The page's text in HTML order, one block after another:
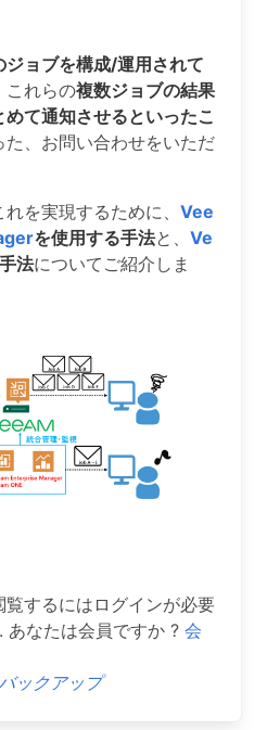
ジョブを構成/運用されて
これらの複数ジョブの結果
て通知させるといったこ
た、お問い合わせをいただ
を実現するために、 Vee
を使用する手法と、 Ve
法についてご紹介しま
覧するにはログインが必要
. あなたは会員ですか ? 会
ックアップ